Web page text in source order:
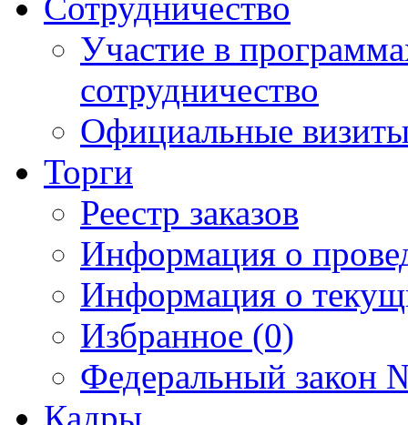
Участие в
сотрудничество
Официальные
Торги
Реестр заказов
Информация о
Информация о
Избранное (0)
Федеральный закон
Кадры